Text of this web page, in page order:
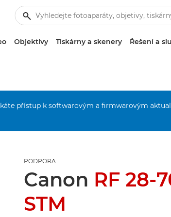
Objektivy Tiskárny a skenery Řešení a
přístup k softwarovým a firmwarovým
PODPORA
Canon RF 28-
STM